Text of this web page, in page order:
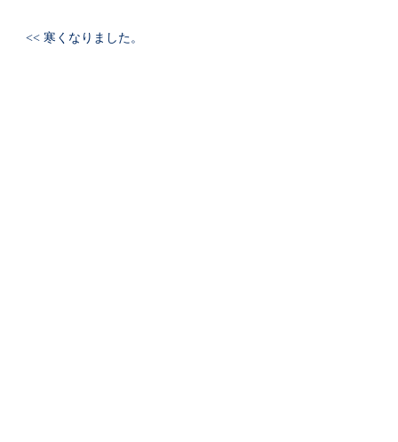
<< 寒くなりました。